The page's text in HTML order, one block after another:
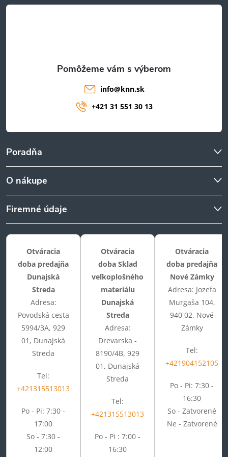
t
Poradňa
O nákupe
Firemné údaje
info@knn.sk
+421 31 551 30 13
Otváracia
doba predajňa
Dunajská
Streda
Adresa:
Povodská cesta
5994/3A, 929
01, Dunajská
Streda
Tel:
+421315513013
Po - Pi: 7:30 -
17:00
So - 7:30 -
12:00
Otváracia
doba Sklad
veľkoplošného
materiálu
Dunajská
Streda
Adresa:
Drevarska -
8190/4B, 929
01, Dunajská
Streda
Tel:
+421315513013
Po - Pi : 7:00 -
16:30
Otváracia
doba predajňa
Nové Zámky
Adresa: Jozefa
Murgaša 104,
940 02, Nové
Zámky
Tel:
+421904152105
Po - Pi: 7:30 -
16:30
So - Zatvorené
Ne - Zatvorené